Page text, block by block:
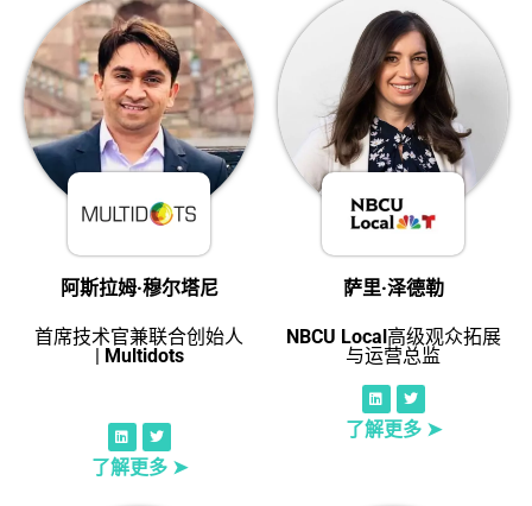
阿斯拉姆·穆尔塔尼
首席技术官兼联合创始人
| Multidots
了解更多 ➤
萨里·泽德勒
NBCU Local高级观众拓展
与运营总监
了解更多 ➤